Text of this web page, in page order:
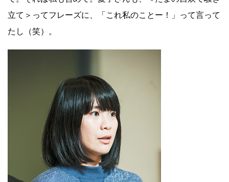
立て＞ってフレーズに、「これ私のことー！」って言って
たし（笑）。